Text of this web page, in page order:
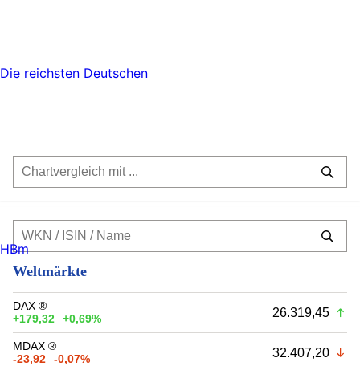
Weltmärkte
DAX ®
+179,32
+0,69% 26.319,45
MDAX ®
-23,92
-0,07% 32.407,20
Die reichsten Deutschen
HBm